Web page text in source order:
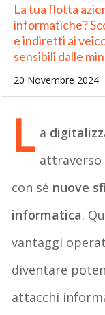
La tua flotta
informatiche?
e indiretti ai
sensibili dalle
20 Novembre 2024
L a
attraverso
con sé nuove
informatica.
vantaggi
diventare
attacchi